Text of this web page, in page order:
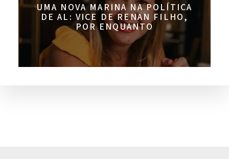
UMA NOVA MARINA NA POLÍTICA
DE AL: VICE DE RENAN FILHO,
POR ENQUANTO